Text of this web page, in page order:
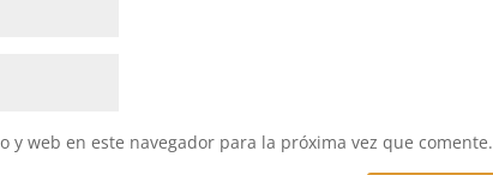
y web en este navegador para la próxima vez que comente.